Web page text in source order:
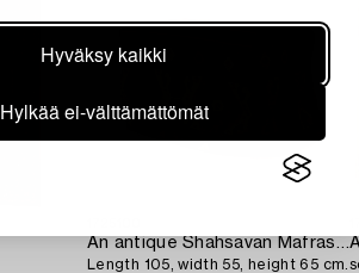
Hyväksy kaikki
Hylkää ei-välttämättömät
An antique Shahsavan Mafrash,
Length 105, width 55, height 65 cm.